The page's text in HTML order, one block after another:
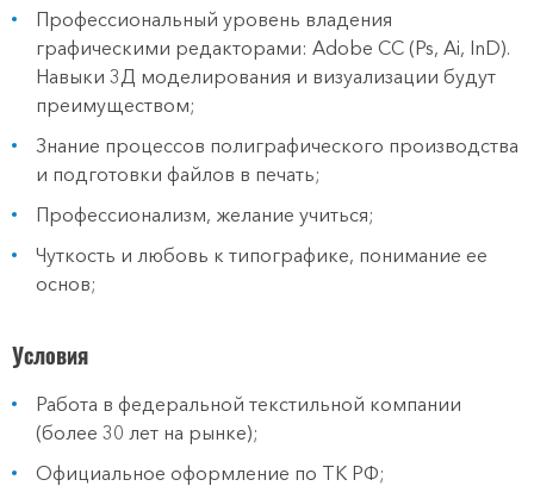
Профессиональный уровень владения
графическими редакторами: Adobe CC (Ps, Ai, InD).
Навыки 3Д моделирования и визуализации будут
преимуществом;
Знание процессов полиграфического производства
и подготовки файлов в печать;
Профессионализм, желание учиться;
Чуткость и любовь к типографике, понимание ее
основ;
Условия
Работа в федеральной текстильной компании
(более 30 лет на рынке);
Официальное оформление по ТК РФ;